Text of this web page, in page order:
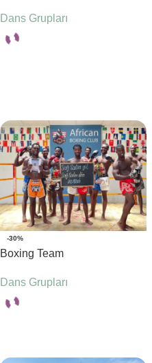
Dans Grupları
-30%
Boxing Team
Dans Grupları